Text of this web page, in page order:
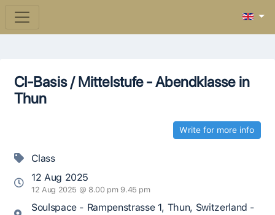
CI-Basis / Mittelstufe - Abendklasse in
Thun
Write for more info
Class
12 Aug 2025
12 Aug 2025 @ 8.00 pm 9.45 pm
Soulspace - Rampenstrasse 1, Thun, Switzerland -